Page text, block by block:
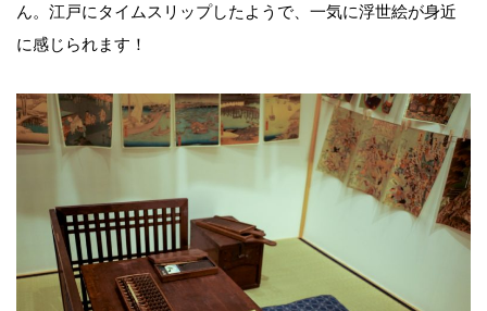
ん。江戸にタイムスリップしたようで、一気に浮世絵が身近
に感じられます！